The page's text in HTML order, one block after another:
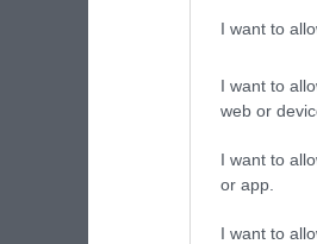
I want to
I want to
web or
I want to
or app.
I want to